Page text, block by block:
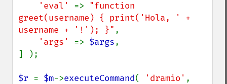
'eval' => "function
greet(username) { print('Hola, ' +
username + '!'); }" ,
'args' => $args,
] );
$r = $m->executeCommand( 'dramio'